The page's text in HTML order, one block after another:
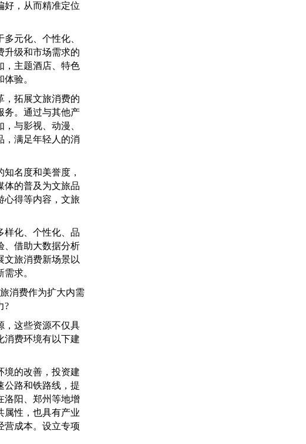
好，从而精准定位
元化、个性化、
升级和市场需求的
，主题酒店、特色
验。
拓展文旅消费的
务。通过与其他产
与影视、动漫、
，满足年轻人的消
名度和美誉度，
体的普及为文旅品
心得等内容，文旅
化、个性化、品
、借助大数据分析
文旅消费新场景以
求。
消费作为扩大内需
?
，这些资源不仅具
消费环境有以下建
的改善，投资建
公路和铁路线，提
洛阳、郑州等地增
属性，也具有产业
营成本。设立专项